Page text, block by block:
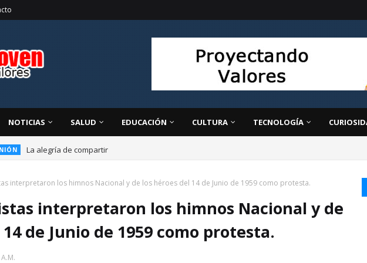
NOTICIAS SALUD EDUCACIÓN CULTURA TECNOLOGÍA
La alegría de compartir
interpretaron los himnos Nacional y de los héroes del 14 de Junio de 1959 como protesta.
interpretaron los himnos Nacional y de
de Junio de 1959 como protesta.